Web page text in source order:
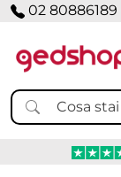
02 80886189